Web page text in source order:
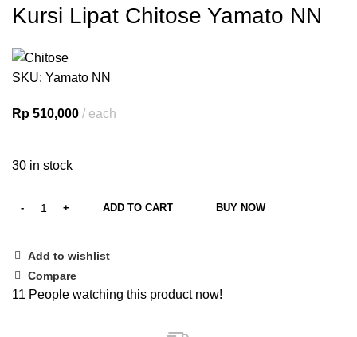
Kursi Lipat Chitose Yamato NN
SKU: Yamato NN
Rp 510,000 each
30 in stock
ADD TO CART BUY NOW
Add to wishlist
Compare
11 People watching this product now!